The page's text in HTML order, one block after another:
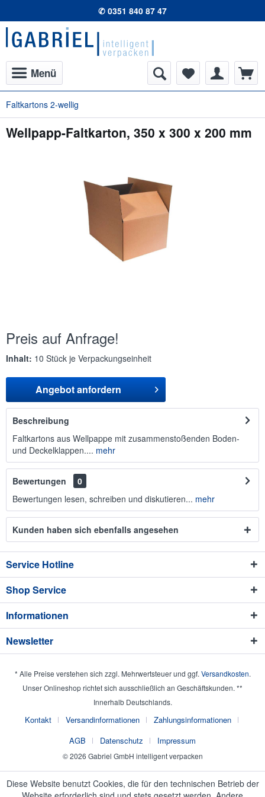
✆ 0351 840 87 47
Menü
Faltkartons 2-wellig
Wellpapp-Faltkarton, 350 x 300 x 200 mm
Preis auf Anfrage!
Inhalt: 10 Stück je Verpackungseinheit
Angebot anfordern
Beschreibung
Faltkartons aus Wellpappe mit zusammenstoßenden Boden-
und Deckelklappen.... mehr
Bewertungen
0
Bewertungen lesen, schreiben und diskutieren... mehr
Kunden haben sich ebenfalls angesehen
Service Hotline
Shop Service
Informationen
Newsletter
* Alle Preise verstehen sich zzgl. Mehrwertsteuer und ggf. Versandkosten.
Unser Onlineshop richtet sich ausschließlich an Geschäftskunden. **
Innerhalb Deutschlands.
Kontakt Versandinformationen
Zahlungsinformationen
AGB
Datenschutz Impressum
© 2026 Gabriel GmbH intelligent verpacken
Diese Website benutzt Cookies, die für den technischen Betrieb der